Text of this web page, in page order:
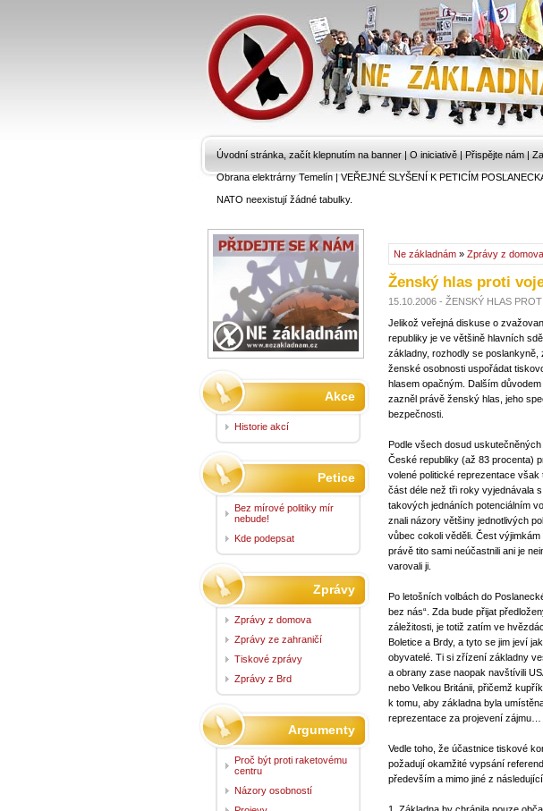
Úvodní stránka, začít klepnutím na banner | O iniciativě | Přispějte nám |
Obrana elektrárny Temelín|VEŘEJNÉ SLYŠENÍ K PETICÍM
NATO neexistují žádné tabulky.
Ne základnám » Zprávy z domova
Ženský hlas proti
15.10.2006 - ŽENSKÝ HLAS
Jelikož veřejná diskuse o
republiky je ve většině hlavních
základny, rozhodly se
ženské osobnosti uspořádat
hlasem opačným. Dalším
zazněl právě ženský hlas, jeho
bezpečnosti.
Podle všech dosud
České republiky (až 83 procenta)
volené politické reprezentace však
část déle než tři roky vyjednávala
takových jednáních potenciálním
znali názory většiny jednotlivých
vůbec cokoli věděli. Čest
právě tito sami neúčastnili ani je
varovali ji.
Po letošních volbách do
bez nás“. Zda bude přijat
záležitosti, je totiž zatím ve
Boletice a Brdy, a tyto se jim jeví
obyvatelé. Ti si zřízení základny
a obrany zase naopak navštívili
nebo Velkou Británii, přičemž
k tomu, aby základna byla
reprezentace za projevení zájmu…
Vedle toho, že účastnice tiskové
požadují okamžité vypsání
především a mimo jiné z
Akce
Historie akcí
Petice
Bez mírové politiky mír
nebude!
Kde podepsat
Zprávy
Zprávy z domova
Zprávy ze zahraničí
Tiskové zprávy
Zprávy z Brd
Argumenty
Proč být proti raketovému
centru
Názory osobností